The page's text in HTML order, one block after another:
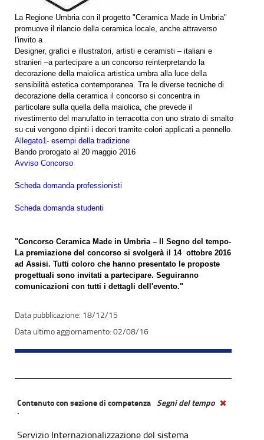
La Regione Umbria con il progetto "Ceramica Made in Umbria"
promuove il rilancio della ceramica locale, anche attraverso
l'invito a
Designer, grafici e illustratori, artisti e ceramisti – italiani e
stranieri –a partecipare a un concorso reinterpretando la
decorazione della maiolica artistica umbra alla luce della
sensibilità estetica contemporanea. Tra le diverse tecniche di
decorazione della ceramica il concorso si concentra in
particolare sulla quella della maiolica, che prevede il
rivestimento del manufatto in terracotta con uno strato di smalto
su cui vengono dipinti i decori tramite colori applicati a pennello.
Allegato1- esempi della tradizione
Bando prorogato al 20 maggio 2016
Avviso Concorso
Scheda domanda professionisti
Scheda domanda studenti
"Concorso Ceramica Made in Umbria – Il Segno del tempo-
La premiazione del concorso si svolgerà il 14 ottobre 2016
ad Assisi. Tutti coloro che hanno presentato le proposte
progettuali sono invitati a partecipare. Seguiranno
comunicazioni con tutti i dettagli dell'evento."
18/12/15
02/08/16
Contenuto con sezione di competenza Segni del tempo
.
Servizio Internazionalizzazione del sistema